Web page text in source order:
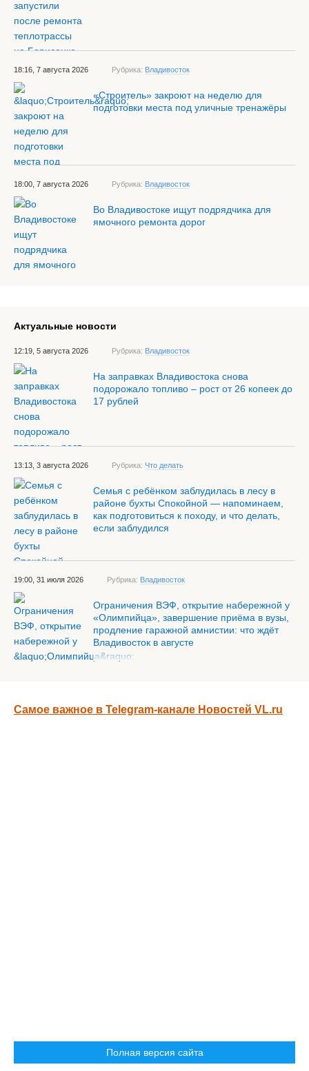
18:16, 7 августа 2026 Рубрика: Владивосток
«Строитель» закроют на неделю для
подготовки места под уличные тренажёры
18:00, 7 августа 2026 Рубрика: Владивосток
Во Владивостоке ищут подрядчика для
ямочного ремонта дорог
Актуальные новости
12:19, 5 августа 2026 Рубрика: Владивосток
На заправках Владивостока снова
подорожало топливо – рост от 26 копеек до
17 рублей
13:13, 3 августа 2026 Рубрика: Что делать
Семья с ребёнком заблудилась в лесу в
районе бухты Спокойной — напоминаем,
как подготовиться к походу, и что делать,
если заблудился
19:00, 31 июля 2026 Рубрика: Владивосток
Ограничения ВЭФ, открытие набережной у
«Олимпийца», завершение приёма в вузы,
продление гаражной амнистии: что ждёт
Владивосток в августе
Самое важное в Telegram-канале Новостей VL.ru
Полная версия сайта